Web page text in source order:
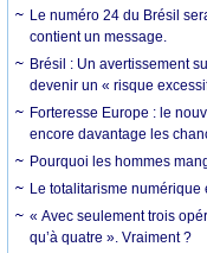
Le numéro 24 du Brésil
contient un message.
Brésil : Un avertissement
devenir un « risque
Forteresse Europe : le
encore davantage les
Pourquoi les hommes
Le totalitarisme numérique
« Avec seulement trois
qu’à quatre ». Vraiment ?